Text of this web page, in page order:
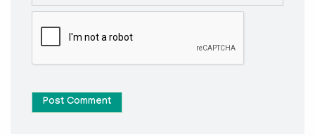
Post Comment